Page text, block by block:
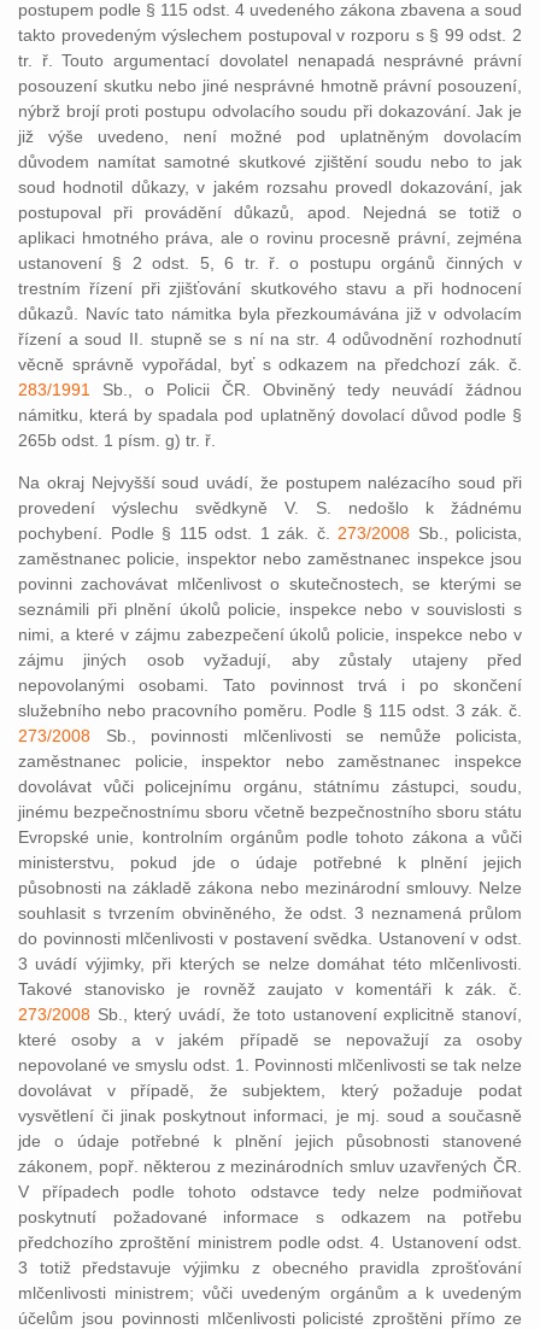
postupem podle § 115 odst. 4 uvedeného zákona zbavena a soud
takto provedeným výslechem postupoval v rozporu s § 99 odst. 2
tr. ř. Touto argumentací dovolatel nenapadá nesprávné právní
posouzení skutku nebo jiné nesprávné hmotně právní posouzení,
nýbrž brojí proti postupu odvolacího soudu při dokazování. Jak je
již výše uvedeno, není možné pod uplatněným dovolacím
důvodem namítat samotné skutkové zjištění soudu nebo to jak
soud hodnotil důkazy, v jakém rozsahu provedl dokazování, jak
postupoval při provádění důkazů, apod. Nejedná se totiž o
aplikaci hmotného práva, ale o rovinu procesně právní, zejména
ustanovení § 2 odst. 5, 6 tr. ř. o postupu orgánů činných v
trestním řízení při zjišťování skutkového stavu a při hodnocení
důkazů. Navíc tato námitka byla přezkoumávána již v odvolacím
řízení a soud II. stupně se s ní na str. 4 odůvodnění rozhodnutí
věcně správně vypořádal, byť s odkazem na předchozí zák. č.
283/1991
Sb., o Policii ČR. Obviněný tedy neuvádí žádnou
námitku, která by spadala pod uplatněný dovolací důvod podle §
265b odst. 1 písm. g) tr. ř.
Na okraj Nejvyšší soud uvádí, že postupem nalézacího soud při
provedení výslechu svědkyně V. S. nedošlo k žádnému
pochybení. Podle § 115 odst. 1 zák. č. 273/2008 Sb., policista,
zaměstnanec policie, inspektor nebo zaměstnanec inspekce jsou
povinni zachovávat mlčenlivost o skutečnostech, se kterými se
seznámili při plnění úkolů policie, inspekce nebo v souvislosti s
nimi, a které v zájmu zabezpečení úkolů policie, inspekce nebo v
zájmu jiných osob vyžadují, aby zůstaly utajeny před
nepovolanými osobami. Tato povinnost trvá i po skončení
služebního nebo pracovního poměru. Podle § 115 odst. 3 zák. č.
273/2008 Sb., povinnosti mlčenlivosti se nemůže policista,
zaměstnanec policie, inspektor nebo zaměstnanec inspekce
dovolávat vůči policejnímu orgánu, státnímu zástupci, soudu,
jinému bezpečnostnímu sboru včetně bezpečnostního sboru státu
Evropské unie, kontrolním orgánům podle tohoto zákona a vůči
ministerstvu, pokud jde o údaje potřebné k plnění jejich
působnosti na základě zákona nebo mezinárodní smlouvy. Nelze
souhlasit s tvrzením obviněného, že odst. 3 neznamená průlom
do povinnosti mlčenlivosti v postavení svědka. Ustanovení v odst.
3 uvádí výjimky, při kterých se nelze domáhat této mlčenlivosti.
Takové stanovisko je rovněž zaujato v komentáři k zák. č.
273/2008 Sb., který uvádí, že toto ustanovení explicitně stanoví,
které osoby a v jakém případě se nepovažují za osoby
nepovolané ve smyslu odst. 1. Povinnosti mlčenlivosti se tak nelze
dovolávat v případě, že subjektem, který požaduje podat
vysvětlení či jinak poskytnout informaci, je mj. soud a současně
jde o údaje potřebné k plnění jejich působnosti stanovené
zákonem, popř. některou z mezinárodních smluv uzavřených ČR.
V případech podle tohoto odstavce tedy nelze podmiňovat
poskytnutí požadované informace s odkazem na potřebu
předchozího zproštění ministrem podle odst. 4. Ustanovení odst.
3 totiž představuje výjimku z obecného pravidla zprošťování
mlčenlivosti ministrem; vůči uvedeným orgánům a k uvedeným
účelům jsou povinnosti mlčenlivosti policisté zproštěni přímo ze